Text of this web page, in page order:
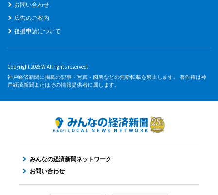
お問い合わせ
広告のご案内
後援申請について
Copyright 2026 W All rights reserved.
神戸経済新聞に掲載の記事・写真・図表などの無断転載を禁止します。 著作権は神
戸経済新聞またはその情報提供者に属します。
みんなの経済新聞ネットワーク
お問い合わせ